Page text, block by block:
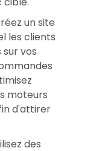
un site
les clients
vos
moteurs
d'attirer
des